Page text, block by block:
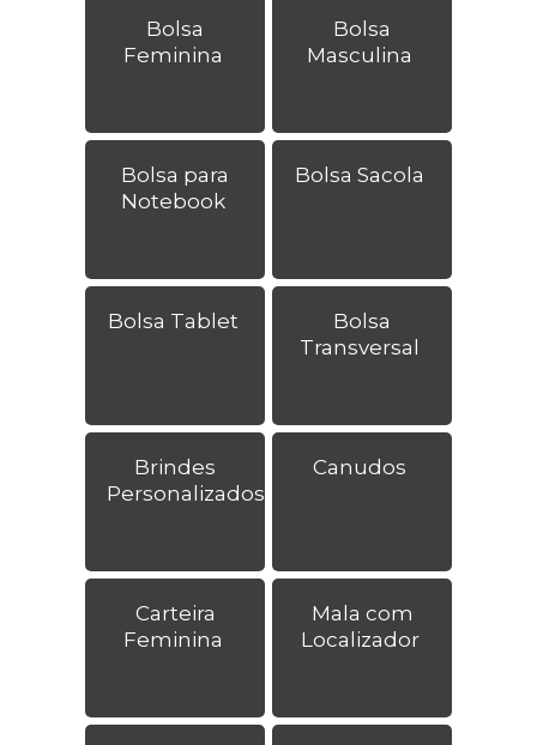
Bolsa
Feminina
Bolsa
Masculina
Bolsa para
Notebook
Bolsa Sacola
Bolsa Tablet
Bolsa
Transversal
Brindes
Personalizados
Canudos
Carteira
Feminina
Mala com
Localizador